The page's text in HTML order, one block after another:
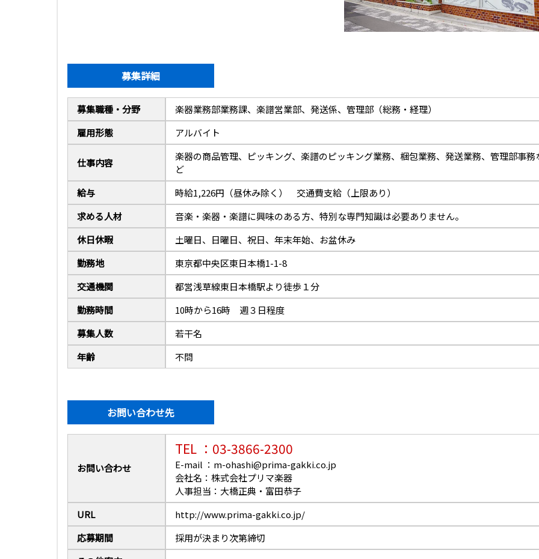
募集詳細
募集職種・分野
楽器業務部業務課、楽譜営業部、発送係、管理部（総務・経理）
雇用形態
アルバイト
仕事内容
楽器の商品管理、ピッキング、楽譜のピッキング業務、梱包業務、発送業務、管理部事務
ど
給与
時給1,226円（昼休み除く） 交通費支給（上限あり）
求める人材
音楽・楽器・楽譜に興味のある方、特別な専門知識は必要ありません。
休日休暇
土曜日、日曜日、祝日、年末年始、お盆休み
勤務地
東京都中央区東日本橋1-1-8
交通機関
都営浅草線東日本橋駅より徒歩１分
勤務時間
10時から16時 週３日程度
募集人数
若干名
年齢
不問
お問い合わせ先
お問い合わせ
TEL ：03-3866-2300
E-mail ： m-ohashi@prima-gakki.co.jp
会社名：株式会社プリマ楽器
人事担当：大橋正典・富田恭子
URL
http://www.prima-gakki.co.jp/
応募期間
採用が決まり次第締切